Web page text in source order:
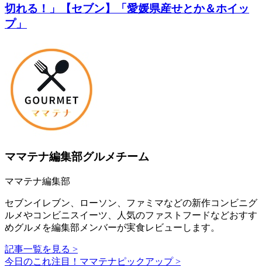
切れる！」【セブン】「愛媛県産せとか＆ホイッ
プ」
ママテナ編集部グルメチーム
ママテナ編集部
セブンイレブン、ローソン、ファミマなどの新作コンビニグ
ルメやコンビニスイーツ、人気のファストフードなどおすす
めグルメを編集部メンバーが実食レビューします。
記事一覧を見る >
今日のこれ注目！ママテナピックアップ >